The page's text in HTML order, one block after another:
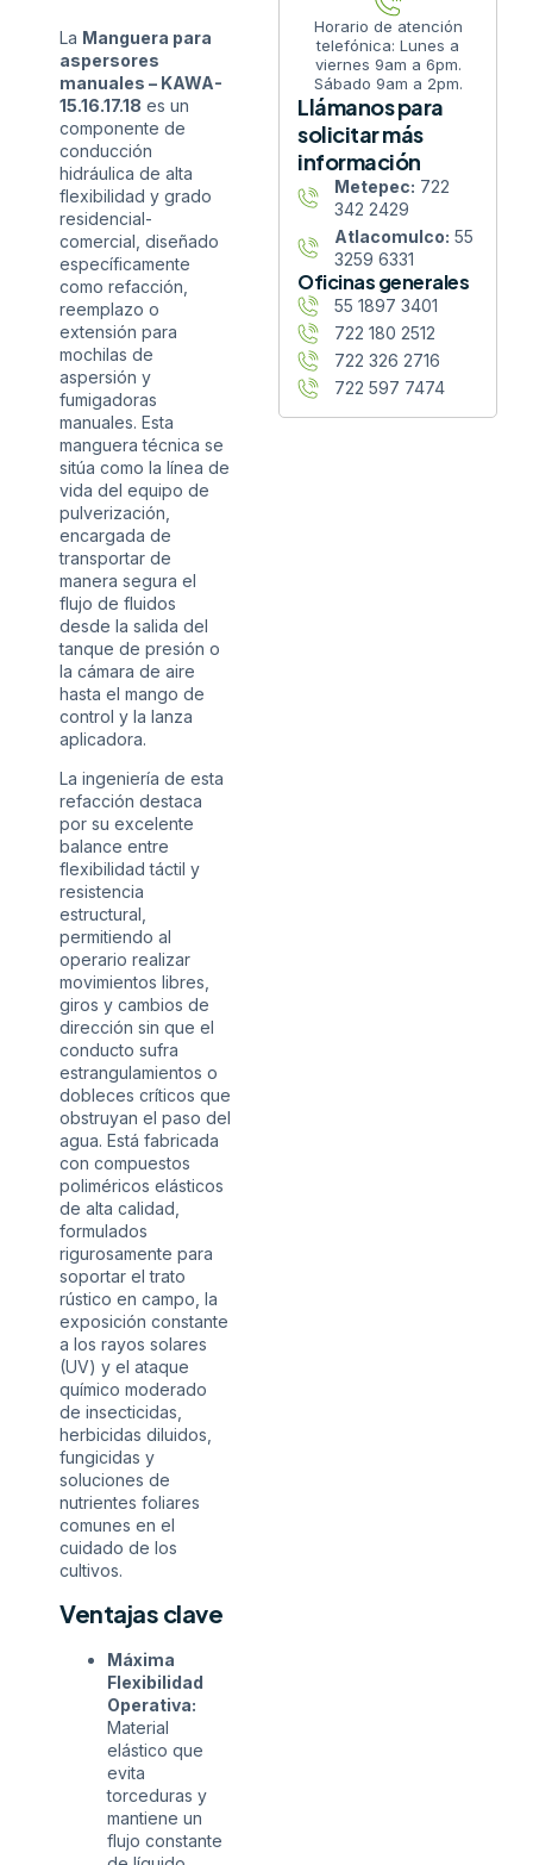
La Manguera para
aspersores
manuales – KAWA-
15.16.17.18 es un
componente de
conducción
hidráulica de alta
flexibilidad y grado
residencial-
comercial, diseñado
específicamente
como refacción,
reemplazo o
extensión para
mochilas de
aspersión y
fumigadoras
manuales. Esta
manguera técnica se
sitúa como la línea de
vida del equipo de
pulverización,
encargada de
transportar de
manera segura el
flujo de fluidos
desde la salida del
tanque de presión o
la cámara de aire
hasta el mango de
control y la lanza
aplicadora.
La ingeniería de esta
refacción destaca
por su excelente
balance entre
flexibilidad táctil y
resistencia
estructural,
permitiendo al
operario realizar
movimientos libres,
giros y cambios de
dirección sin que el
conducto sufra
estrangulamientos o
dobleces críticos que
obstruyan el paso del
agua. Está fabricada
con compuestos
poliméricos elásticos
de alta calidad,
formulados
rigurosamente para
soportar el trato
rústico en campo, la
exposición constante
a los rayos solares
(UV) y el ataque
químico moderado
de insecticidas,
herbicidas diluidos,
fungicidas y
soluciones de
nutrientes foliares
comunes en el
cuidado de los
cultivos.
Ventajas clave
Máxima
Flexibilidad
Operativa:
Material
elástico que
evita
torceduras y
mantiene un
flujo constante
Horario de atención
telefónica: Lunes a
viernes 9am a 6pm.
Sábado 9am a 2pm.
Llámanos para
solicitar más
información
Metepec: 722
342 2429
Atlacomulco: 55
3259 6331
Oficinas generales
55 1897 3401
722 180 2512
722 326 2716
722 597 7474